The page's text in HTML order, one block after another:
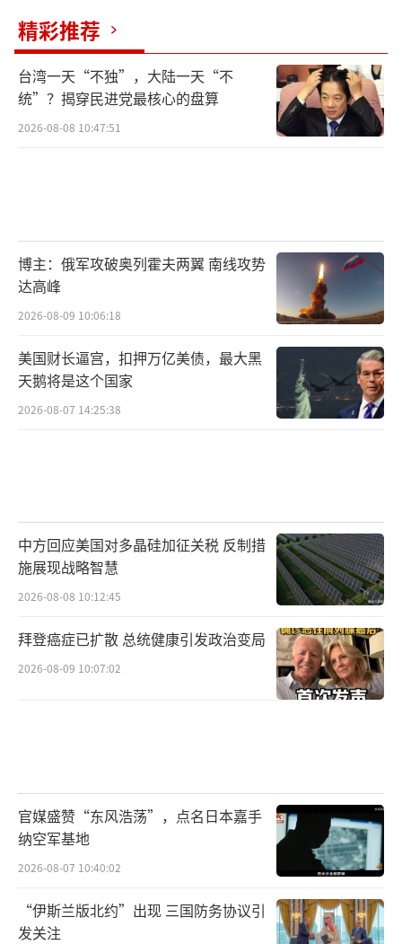
精彩推荐
台湾一天“不独”，大陆一天“不
统”？揭穿民进党最核心的盘算
2026-08-08 10:47:51
博主：俄军攻破奥列霍夫两翼 南线攻势
达高峰
2026-08-09 10:06:18
美国财长逼宫，扣押万亿美债，最大黑
天鹅将是这个国家
2026-08-07 14:25:38
中方回应美国对多晶硅加征关税 反制措
施展现战略智慧
2026-08-08 10:12:45
拜登癌症已扩散 总统健康引发政治变局
2026-08-09 10:07:02
官媒盛赞“东风浩荡”，点名日本嘉手
纳空军基地
2026-08-07 10:40:02
“伊斯兰版北约”出现 三国防务协议引
发关注